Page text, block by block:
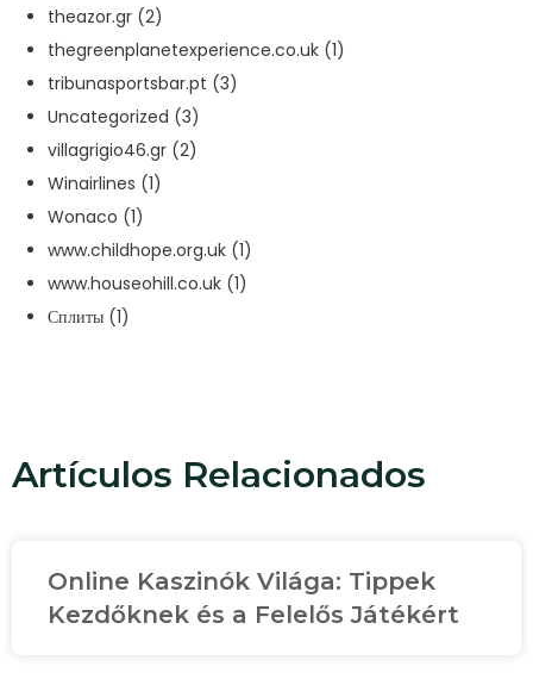
theazor.gr (2)
thegreenplanetexperience.co.uk (1)
tribunasportsbar.pt (3)
Uncategorized (3)
villagrigio46.gr (2)
Winairlines (1)
Wonaco (1)
www.childhope.org.uk (1)
www.houseohill.co.uk (1)
Сплиты (1)
Artículos Relacionados
Online Kaszinók Világa: Tippek
Kezdőknek és a Felelős Játékért